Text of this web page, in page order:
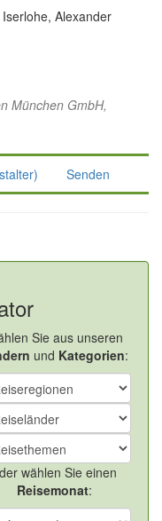
Alexander
München GmbH,
Senden
Sie aus unseren
und Kategorien:
wählen Sie einen
Reisemonat: